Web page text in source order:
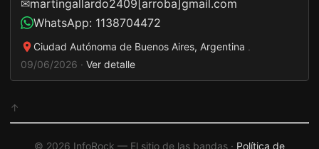
✉martingallardo2409[arroba]gmail.com
WhatsApp: 1138704472
Ciudad Autónoma de Buenos Aires, Argentina ·
09/06/2026 · Ver detalle
↑
© 2026 InfoRock — El sitio de las bandas · Política de